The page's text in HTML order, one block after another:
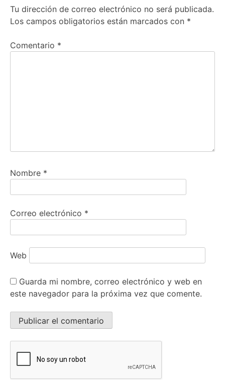
Tu dirección de correo electrónico no será publicada.
Los campos obligatorios están marcados con *
Comentario *
Nombre *
Correo electrónico *
Web
Guarda mi nombre, correo electrónico y web en
este navegador para la próxima vez que comente.